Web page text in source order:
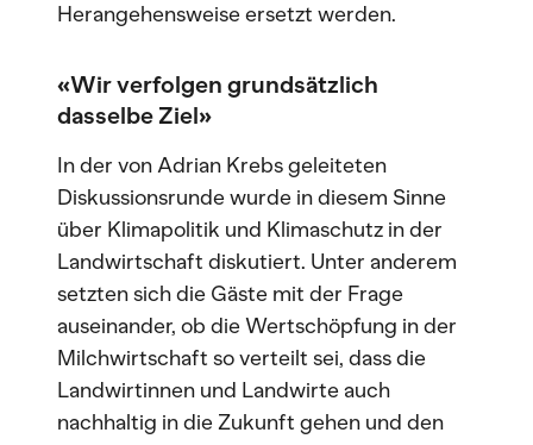
Herangehensweise ersetzt werden.
«Wir verfolgen grundsätzlich
dasselbe Ziel»
In der von Adrian Krebs geleiteten
Diskussionsrunde wurde in diesem Sinne
über Klimapolitik und Klimaschutz in der
Landwirtschaft diskutiert. Unter anderem
setzten sich die Gäste mit der Frage
auseinander, ob die Wertschöpfung in der
Milchwirtschaft so verteilt sei, dass die
Landwirtinnen und Landwirte auch
nachhaltig in die Zukunft gehen und den